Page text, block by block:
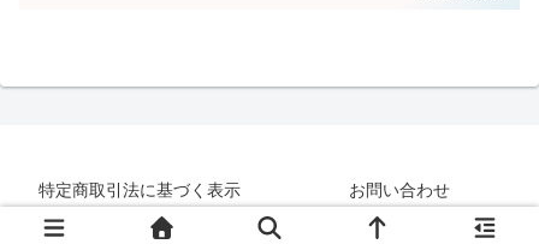
特定商取引法に基づく表示 お問い合わせ
Copyright © 2019 KAMAKULAB All Rights Reserved.